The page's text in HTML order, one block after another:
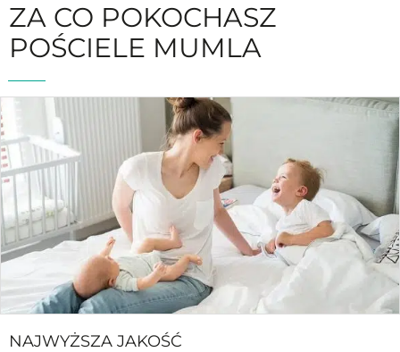
ZA CO POKOCHASZ
POŚCIELE MUMLA
NAJWYŻSZA JAKOŚĆ